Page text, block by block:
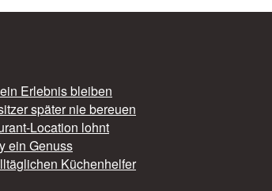
Erlebnis bleiben
später nie bereuen
Location lohnt
ein Genuss
Küchenhelfer